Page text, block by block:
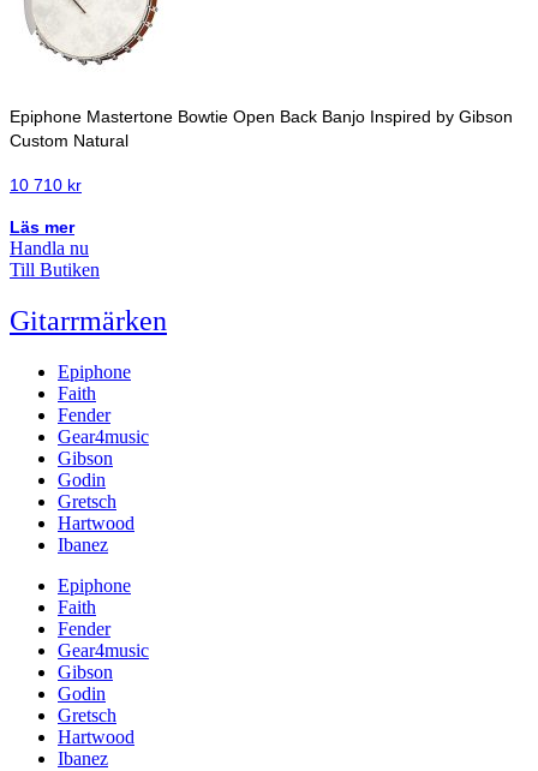
Epiphone Mastertone Bowtie Open Back Banjo Inspired by Gibson
Custom Natural
10 710 kr
Läs mer
Handla nu
Till Butiken
Gitarrmärken
Epiphone
Faith
Fender
Gear4music
Gibson
Godin
Gretsch
Hartwood
Ibanez
Epiphone
Faith
Fender
Gear4music
Gibson
Godin
Gretsch
Hartwood
Ibanez